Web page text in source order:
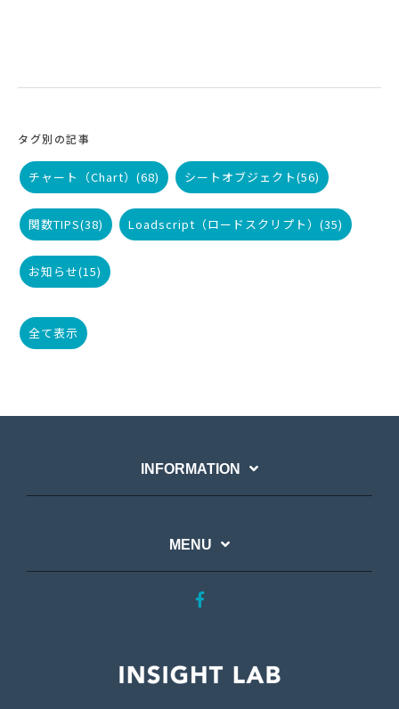
タグ別の記事
チャート（Chart） (68) シートオブジェクト(56)
関数TIPS(38) Loadscript（ロードスクリプト） (35)
お知らせ(15)
全て表示
INFORMATION
MENU